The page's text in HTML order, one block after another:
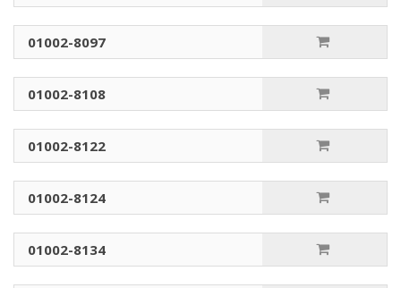
01002-8097
01002-8108
01002-8122
01002-8124
01002-8134